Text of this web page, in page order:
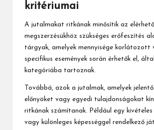
kritériumai
A jutalmakat ritkának minősítik az
megszerzésükhöz szükséges erőfeszítés
tárgyak, amelyek mennyisége korlátozott
specifikus események során érhetők el,
kategóriába tartoznak.
Továbbá, azok a jutalmak, amelyek
előnyöket vagy egyedi tulajdonságokat
ritkának számítanak. Például egy
vagy különleges képességgel rendelkező